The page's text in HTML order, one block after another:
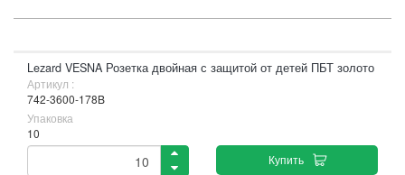
Lezard VESNA Розетка двойная с защитой от детей ПБТ золото
Артикул :
742-3600-178B
Упаковка
10
Купить